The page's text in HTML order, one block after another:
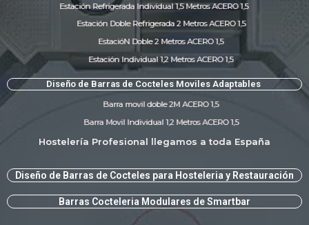
Estación Refrigerada Individual 1,5 Metros ACERO 1,5
Estación Doble Refrigerada 2 Metros ACERO 1,5
EstacióN Doble 2 Metros ACERO 1,5
Estación Individual 1,2 Metros ACERO 1,5
Diseño de Barras de Cocteles Moviles Adaptables ​
Barra movil doble 2M ACERO 1,5
Barra Movil Individual 1,2 Metros ACERO 1,5
Hostelería Profesional llegamos a toda España
Diseño de Barras de Cocteles para Hosteleria y Restauración​
Barras Cocteleria Modulares de Smartbar